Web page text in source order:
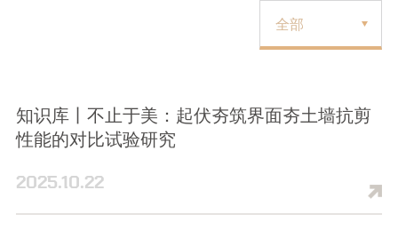
全部
知识库丨不止于美：起伏夯筑界面夯土墙抗剪
性能的对比试验研究
2025.10.22